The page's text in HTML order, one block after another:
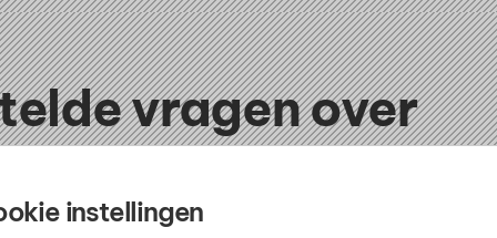
vragen over
fasen van projectontwikkeling?
instellingen